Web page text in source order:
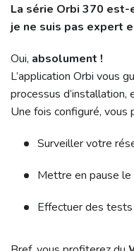
La série Orbi 370
je ne suis pas expert
Oui, absolument !
L’application Orbi vous
processus
Une fois configuré, vous
Surveiller votre
Mettre en pause
Effectuer des